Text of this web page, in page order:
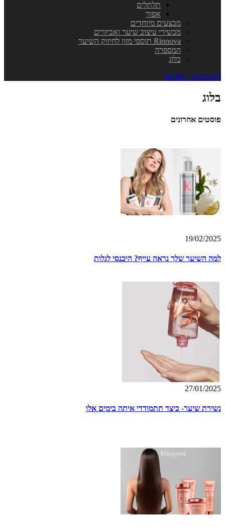
תלתלים
אפור
מבצעים מיוחדים
מכשירי עיצוב שיער ואביזרים
Rinnova תוספי מזון לחיזוק השיער
המספרה
בלוג
0 פריט\ים - ₪0.00
בלוג
פוסטים אחרונים
19/02/2025
למה השיער שלך נראה עייף? היכנסי לגלות
27/01/2025
נשירת שיער- כיצד תתמודדי איתה בימים אלו